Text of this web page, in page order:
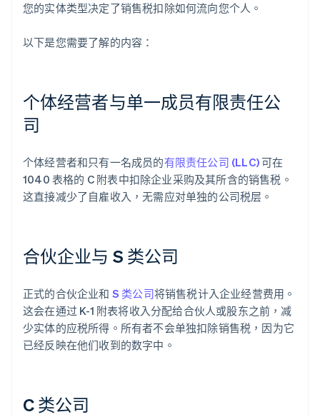
您的实体类型决定了销售税扣除如何流向您个人。
以下是您需要了解的内容：
个体经营者与单一成员有限责任公
司
个体经营者和只有一名成员的有限责任公司 (LLC)可在
1040 表格的 C 附表中扣除企业采购及其所含的销售税。
这直接减少了自雇收入，无需应对单独的公司税层。
合伙企业与 S 类公司
正式的合伙企业和 S 类公司将销售税计入企业经营费用。
这会在通过 K-1 附表将收入分配给合伙人或股东之前，减
少实体的应税所得。所有者不会单独扣除销售税，因为它
已经反映在他们收到的数字中。
C 类公司